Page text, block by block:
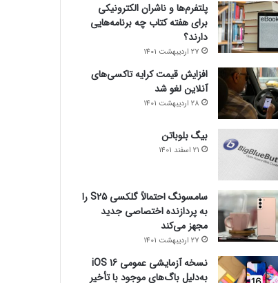
پلتفرم‌ها و ناشران الکترونیکی
برای هفته کتاب چه برنامه‌هایی
دارند؟
27 اردیبهشت 1401
افزایش قیمت کرایه تاکسی‌های
آنلاین لغو شد
28 اردیبهشت 1401
بیگ بلوباتن
21 اسفند 1401
سامسونگ احتمالاً گلکسی S25 را
به پردازنده اختصاصی جدید
مجهز می‌کند
27 اردیبهشت 1401
نسخه آزمایشی عمومی iOS 16
به‌دلیل باگ‌های موجود با تأخیر